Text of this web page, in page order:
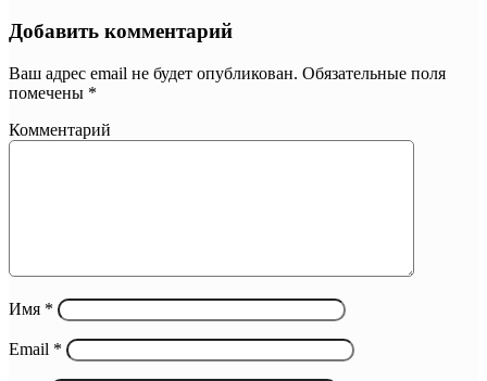
Добавить комментарий
Ваш адрес email не будет опубликован. Обязательные поля
помечены *
Комментарий
Имя *
Email *